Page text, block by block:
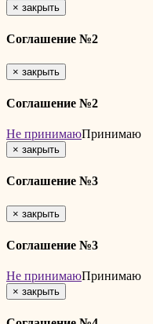
× закрыть
Соглашение №2
× закрыть
Соглашение №2
Не принимаюПринимаю
× закрыть
Соглашение №3
× закрыть
Соглашение №3
Не принимаюПринимаю
× закрыть